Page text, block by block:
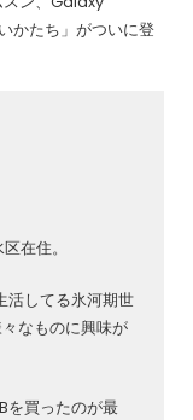
かたち」がついに登
在住。
活してる氷河期世
なものに興味が
を買ったのが最